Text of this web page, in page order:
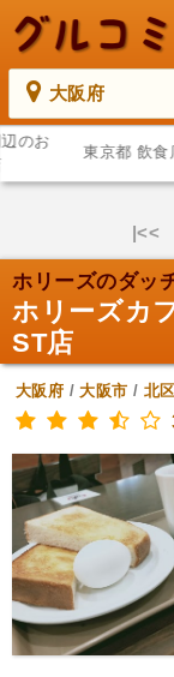
大阪府
のお
東京都 飲食
|<<
ホリーズのダッ
ホリーズカ
ST店
大阪府 /大阪市 / 北